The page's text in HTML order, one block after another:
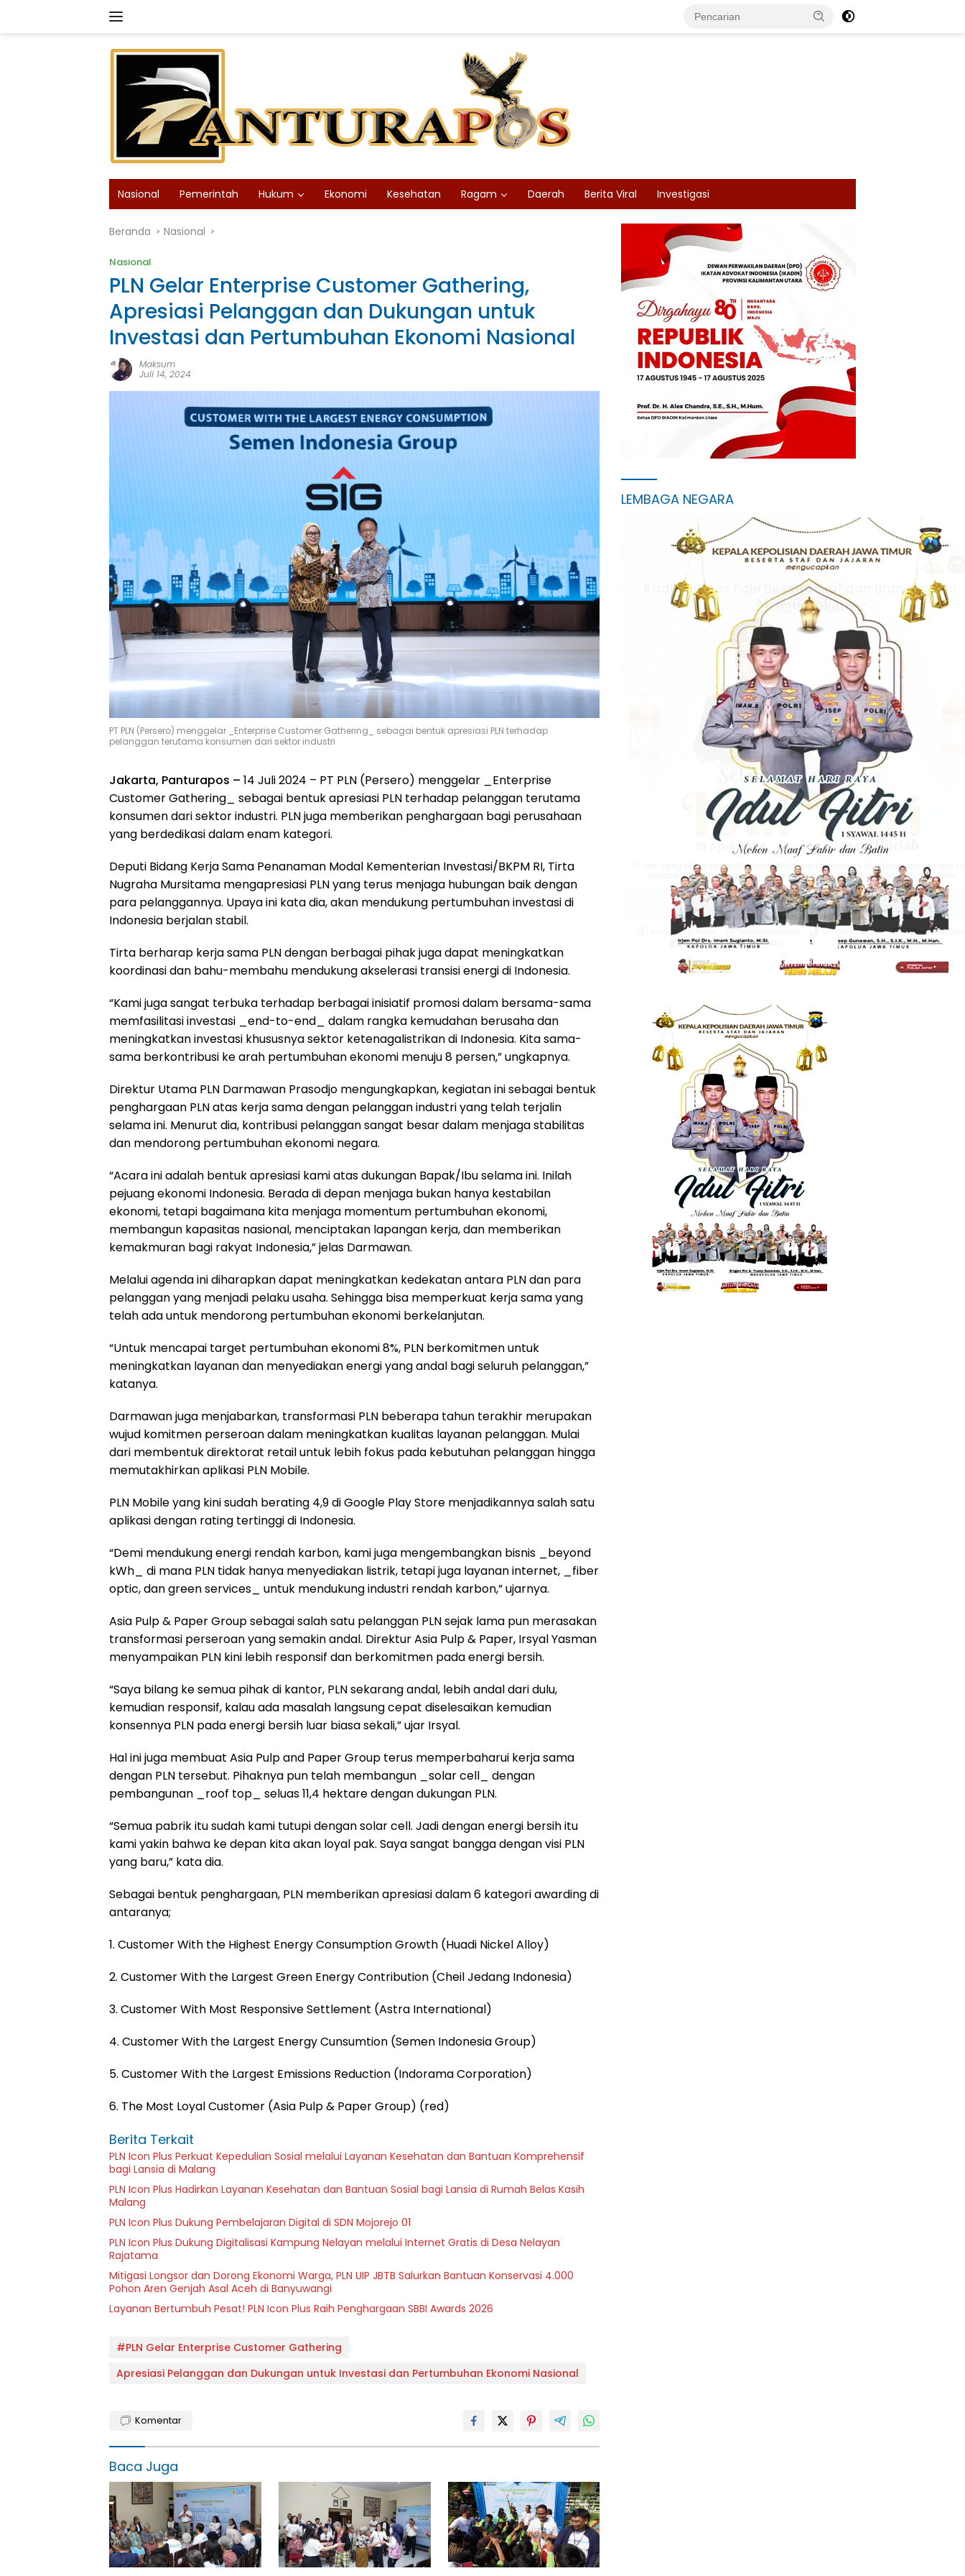
Nasional Pemerintah Hukum Ekonomi Kesehatan Ragam Daerah Berita Viral Investigasi
Beranda Nasional
Nasional
PLN Gelar Enterprise Customer Gathering,
Apresiasi Pelanggan dan Dukungan untuk
Investasi dan Pertumbuhan Ekonomi Nasional
Maksum
Juli 14, 2024
PT PLN (Persero) menggelar _Enterprise Customer Gathering_ sebagai bentuk apresiasi PLN terhadap
pelanggan terutama konsumen dari sektor industri
Jakarta, Panturapos – 14 Juli 2024 – PT PLN (Persero) menggelar _Enterprise
Customer Gathering_ sebagai bentuk apresiasi PLN terhadap pelanggan terutama
konsumen dari sektor industri. PLN juga memberikan penghargaan bagi perusahaan
yang berdedikasi dalam enam kategori.
Deputi Bidang Kerja Sama Penanaman Modal Kementerian Investasi/BKPM RI, Tirta
Nugraha Mursitama mengapresiasi PLN yang terus menjaga hubungan baik dengan
para pelanggannya. Upaya ini kata dia, akan mendukung pertumbuhan investasi di
Indonesia berjalan stabil.
Tirta berharap kerja sama PLN dengan berbagai pihak juga dapat meningkatkan
koordinasi dan bahu-membahu mendukung akselerasi transisi energi di Indonesia.
“Kami juga sangat terbuka terhadap berbagai inisiatif promosi dalam bersama-sama
memfasilitasi investasi _end-to-end_ dalam rangka kemudahan berusaha dan
meningkatkan investasi khususnya sektor ketenagalistrikan di Indonesia. Kita sama-
sama berkontribusi ke arah pertumbuhan ekonomi menuju 8 persen,” ungkapnya.
Direktur Utama PLN Darmawan Prasodjo mengungkapkan, kegiatan ini sebagai bentuk
penghargaan PLN atas kerja sama dengan pelanggan industri yang telah terjalin
selama ini. Menurut dia, kontribusi pelanggan sangat besar dalam menjaga stabilitas
dan mendorong pertumbuhan ekonomi negara.
“Acara ini adalah bentuk apresiasi kami atas dukungan Bapak/Ibu selama ini. Inilah
pejuang ekonomi Indonesia. Berada di depan menjaga bukan hanya kestabilan
ekonomi, tetapi bagaimana kita menjaga momentum pertumbuhan ekonomi,
membangun kapasitas nasional, menciptakan lapangan kerja, dan memberikan
kemakmuran bagi rakyat Indonesia,” jelas Darmawan.
Melalui agenda ini diharapkan dapat meningkatkan kedekatan antara PLN dan para
pelanggan yang menjadi pelaku usaha. Sehingga bisa memperkuat kerja sama yang
telah ada untuk mendorong pertumbuhan ekonomi berkelanjutan.
“Untuk mencapai target pertumbuhan ekonomi 8%, PLN berkomitmen untuk
meningkatkan layanan dan menyediakan energi yang andal bagi seluruh pelanggan,”
katanya.
Darmawan juga menjabarkan, transformasi PLN beberapa tahun terakhir merupakan
wujud komitmen perseroan dalam meningkatkan kualitas layanan pelanggan. Mulai
dari membentuk direktorat retail untuk lebih fokus pada kebutuhan pelanggan hingga
memutakhirkan aplikasi PLN Mobile.
PLN Mobile yang kini sudah berating 4,9 di Google Play Store menjadikannya salah satu
aplikasi dengan rating tertinggi di Indonesia.
“Demi mendukung energi rendah karbon, kami juga mengembangkan bisnis _beyond
kWh_ di mana PLN tidak hanya menyediakan listrik, tetapi juga layanan internet, _fiber
optic, dan green services_ untuk mendukung industri rendah karbon,” ujarnya.
Asia Pulp & Paper Group sebagai salah satu pelanggan PLN sejak lama pun merasakan
transformasi perseroan yang semakin andal. Direktur Asia Pulp & Paper, Irsyal Yasman
menyampaikan PLN kini lebih responsif dan berkomitmen pada energi bersih.
“Saya bilang ke semua pihak di kantor, PLN sekarang andal, lebih andal dari dulu,
kemudian responsif, kalau ada masalah langsung cepat diselesaikan kemudian
konsennya PLN pada energi bersih luar biasa sekali,” ujar Irsyal.
Hal ini juga membuat Asia Pulp and Paper Group terus memperbaharui kerja sama
dengan PLN tersebut. Pihaknya pun telah membangun _solar cell_ dengan
pembangunan _roof top_ seluas 11,4 hektare dengan dukungan PLN.
“Semua pabrik itu sudah kami tutupi dengan solar cell. Jadi dengan energi bersih itu
kami yakin bahwa ke depan kita akan loyal pak. Saya sangat bangga dengan visi PLN
yang baru,” kata dia.
Sebagai bentuk penghargaan, PLN memberikan apresiasi dalam 6 kategori awarding di
antaranya;
1. Customer With the Highest Energy Consumption Growth (Huadi Nickel Alloy)
2. ⁠Customer With the Largest Green Energy Contribution (Cheil Jedang Indonesia)
3. ⁠Customer With Most Responsive Settlement (Astra International)
4. ⁠Customer With the Largest Energy Cunsumtion (Semen Indonesia Group)
5. ⁠Customer With the Largest Emissions Reduction (Indorama Corporation)
6. ⁠The Most Loyal Customer (Asia Pulp & Paper Group) (red)
Berita Terkait
PLN Icon Plus Perkuat Kepedulian Sosial melalui Layanan Kesehatan dan Bantuan Komprehensif
bagi Lansia di Malang
PLN Icon Plus Hadirkan Layanan Kesehatan dan Bantuan Sosial bagi Lansia di Rumah Belas Kasih
Malang
PLN Icon Plus Dukung Pembelajaran Digital di SDN Mojorejo 01
PLN Icon Plus Dukung Digitalisasi Kampung Nelayan melalui Internet Gratis di Desa Nelayan
Rajatama
Mitigasi Longsor dan Dorong Ekonomi Warga, PLN UIP JBTB Salurkan Bantuan Konservasi 4.000
Pohon Aren Genjah Asal Aceh di Banyuwangi
Layanan Bertumbuh Pesat! PLN Icon Plus Raih Penghargaan SBBI Awards 2026
#PLN Gelar Enterprise Customer Gathering
Apresiasi Pelanggan dan Dukungan untuk Investasi dan Pertumbuhan Ekonomi Nasional
Komentar
Baca Juga
LEMBAGA NEGARA